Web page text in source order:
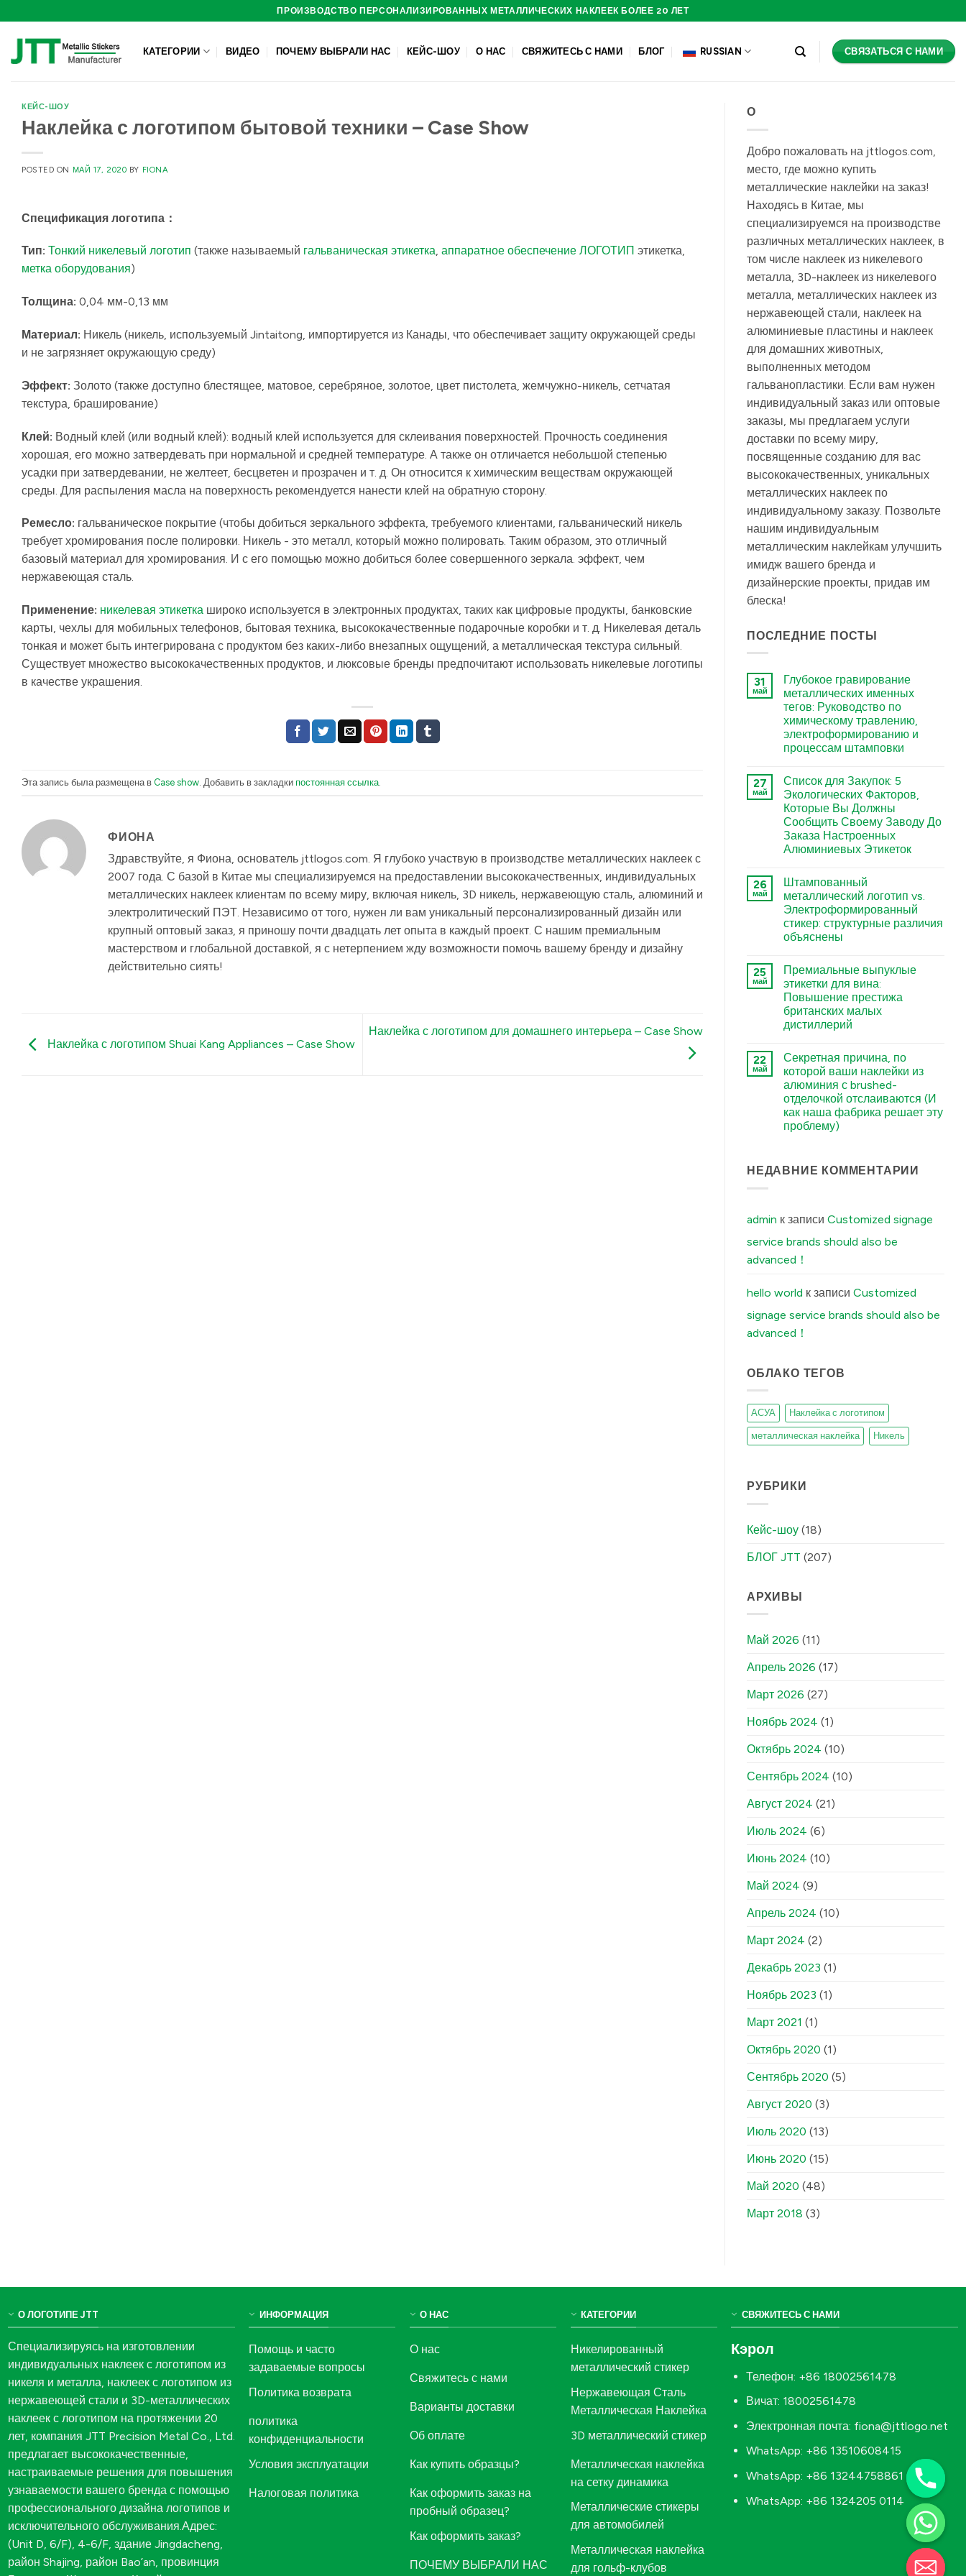
to
content
ПРОИЗВОДСТВО ПЕРСОНАЛИЗИРОВАННЫХ МЕТАЛЛИЧЕСКИХ НАКЛЕЕК БОЛЕЕ 20 ЛЕТ
КАТЕГОРИИ ВИДЕО ПОЧЕМУ ВЫБРАЛИ НАС КЕЙС-ШОУ О НАС СВЯЖИТЕСЬ С НАМИ БЛОГ RUSSIAN СВЯЗАТЬСЯ С НАМИ
КЕЙС-ШОУ
Наклейка с логотипом бытовой техники – Case Show
POSTED ON МАЙ 17, 2020 BY FIONA
Спецификация логотипа ：
Тип: Тонкий никелевый логотип (также называемый гальваническая этикетка, аппаратное обеспечение ЛОГОТИП этикетка,
метка оборудования)
Толщина: 0,04 мм-0,13 мм
Материал: Никель (никель, используемый Jintaitong, импортируется из Канады, что обеспечивает защиту окружающей среды
и не загрязняет окружающую среду)
Эффект: Золото (также доступно блестящее, матовое, серебряное, золотое, цвет пистолета, жемчужно-никель, сетчатая
текстура, браширование)
Клей: Водный клей (или водный клей): водный клей используется для склеивания поверхностей. Прочность соединения
хорошая, его можно затвердевать при нормальной и средней температуре. А также он отличается небольшой степенью
усадки при затвердевании, не желтеет, бесцветен и прозрачен и т. д. Он относится к химическим веществам окружающей
среды. Для распыления масла на поверхность рекомендуется нанести клей на обратную сторону.
Ремесло: гальваническое покрытие (чтобы добиться зеркального эффекта, требуемого клиентами, гальванический никель
требует хромирования после полировки. Никель - это металл, который можно полировать. Таким образом, это отличный
базовый материал для хромирования. И с его помощью можно добиться более совершенного зеркала. эффект, чем
нержавеющая сталь.
Применение: никелевая этикетка широко используется в электронных продуктах, таких как цифровые продукты, банковские
карты, чехлы для мобильных телефонов, бытовая техника, высококачественные подарочные коробки и т. д. Никелевая деталь
тонкая и может быть интегрирована с продуктом без каких-либо внезапных ощущений, а металлическая текстура сильный.
Существует множество высококачественных продуктов, и люксовые бренды предпочитают использовать никелевые логотипы
в качестве украшения.
Эта запись была размещена в Case show . Добавить в закладки постоянная ссылка
ФИОНА
Здравствуйте, я Фиона, основатель jttlogos.com. Я глубоко участвую в производстве металлических наклеек с
2007 года. С базой в Китае мы специализируемся на предоставлении высококачественных, индивидуальных
металлических наклеек клиентам по всему миру, включая никель, 3D никель, нержавеющую сталь, алюминий и
электролитический ПЭТ. Независимо от того, нужен ли вам уникальный персонализированный дизайн или
крупный оптовый заказ, я приношу почти двадцать лет опыта в каждый проект. С нашим премиальным
мастерством и глобальной доставкой, я с нетерпением жду возможности помочь вашему бренду и дизайну
действительно сиять!
Наклейка с логотипом Shuai Kang Appliances – Case Show
Наклейка с логотипом для домашнего интерьера – Case Show
О
Добро пожаловать на jttlogos.com,
место, где можно купить
металлические наклейки на заказ!
Находясь в Китае, мы
специализируемся на производстве
различных металлических наклеек, в
том числе наклеек из никелевого
металла, 3D-наклеек из никелевого
металла, металлических наклеек из
нержавеющей стали, наклеек на
алюминиевые пластины и наклеек
для домашних животных,
выполненных методом
гальванопластики. Если вам нужен
индивидуальный заказ или оптовые
заказы, мы предлагаем услуги
доставки по всему миру,
посвященные созданию для вас
высококачественных, уникальных
металлических наклеек по
индивидуальному заказу. Позвольте
нашим индивидуальным
металлическим наклейкам улучшить
имидж вашего бренда и
дизайнерские проекты, придав им
блеска!
ПОСЛЕДНИЕ ПОСТЫ
31
май
Глубокое гравирование
металлических именных
тегов: Руководство по
химическому травлению,
электроформированию и
процессам штамповки
नहीं
Deep
Engraving
Metal
Nametags:
A
Guide
to
Chemical
and
Stamping
Processes
में
27
май
Список для Закупок: 5
Экологических Факторов,
Которые Вы Должны
Сообщить Своему Заводу До
Заказа Настроенных
Алюминиевых Этикеток
नहीं
The
Sourcing
Checklist:
5
Environmental
Factors
Tell
Your
Factory
Before
Ordering
Custom
Aluminum
Labels
26
май
Штампованный
металлический логотип vs.
Электроформированный
стикер: структурные различия
объяснены
Stamped
Metal
Logo
vs.
Electroformed
Sticker:
Explained
में
25
май
Премиальные выпуклые
этикетки для вина:
Повышение престижа
британских малых
дистиллерий
नहीं
Premium
Embossed
Wine
Labels:
Elevating
UK
Boutique
Distilleries
22
май
Секретная причина, по
которой ваши наклейки из
алюминия с brushed-
отделочкой отслаиваются (И
как наша фабрика решает эту
проблему)
The
Secret
Aluminum
Stickers
Off
How
Fixes
It)
НЕДАВНИЕ КОММЕНТАРИИ
admin к записи Customized signage
service brands should also be
advanced！
hello world к записи Customized
signage service brands should also be
advanced！
ОБЛАКО ТЕГОВ
АСУА Наклейка с логотипом
металлическая наклейка Никель
РУБРИКИ
Кейс-шоу (18)
БЛОГ JTT (207)
АРХИВЫ
Май 2026 (11)
Апрель 2026 (17)
Март 2026 (27)
Ноябрь 2024 (1)
Октябрь 2024 (10)
Сентябрь 2024 (10)
Август 2024 (21)
Июль 2024 (6)
Июнь 2024 (10)
Май 2024 (9)
Апрель 2024 (10)
Март 2024 (2)
Декабрь 2023 (1)
Ноябрь 2023 (1)
Март 2021 (1)
Октябрь 2020 (1)
Сентябрь 2020 (5)
Август 2020 (3)
Июль 2020 (13)
Июнь 2020 (15)
Май 2020 (48)
Март 2018 (3)
О ЛОГОТИПЕ JTT
Специализируясь на изготовлении
индивидуальных наклеек с логотипом из
никеля и металла, наклеек с логотипом из
нержавеющей стали и 3D-металлических
наклеек с логотипом на протяжении 20
лет, компания JTT Precision Metal Co., Ltd.
предлагает высококачественные,
настраиваемые решения для повышения
узнаваемости вашего бренда с помощью
профессионального дизайна логотипов и
исключительного обслуживания.Адрес:
(Unit D, 6/F), 4-6/F, здание Jingdacheng,
район Shajing, район Bao’an, провинция
ИНФОРМАЦИЯ
Помощь и часто
задаваемые вопросы
Политика возврата
политика
конфиденциальности
Условия эксплуатации
Налоговая политика
О НАС
О нас
Свяжитесь с нами
Варианты доставки
Об оплате
Как купить образцы?
Как оформить заказ на
пробный образец?
Как оформить заказ?
ПОЧЕМУ ВЫБРАЛИ НАС
КАТЕГОРИИ
Никелированный
металлический стикер
Нержавеющая Сталь
Металлическая Наклейка
3D металлический стикер
Металлическая наклейка
на сетку динамика
Металлические стикеры
для автомобилей
Металлическая наклейка
для гольф-клубов
СВЯЖИТЕСЬ С НАМИ
Кэрол
Телефон: +86 18002561478
Вичат: 18002561478
Электронная почта: fiona@jttlogo.net
WhatsApp: +86 13510608415
WhatsApp: +86 13244758861
WhatsApp: +86 1324205 0114